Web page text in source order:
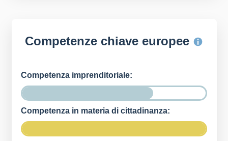
Competenze chiave europee
Competenza imprenditoriale:
Competenza in materia di cittadinanza: